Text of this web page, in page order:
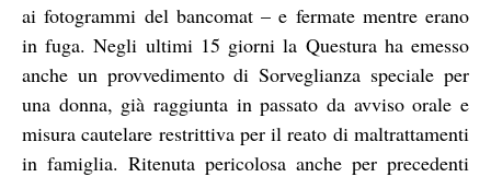
ai fotogrammi del bancomat – e fermate mentre erano
in fuga. Negli ultimi 15 giorni la Questura ha emesso
anche un provvedimento di Sorveglianza speciale per
una donna, già raggiunta in passato da avviso orale e
misura cautelare restrittiva per il reato di maltrattamenti
in famiglia. Ritenuta pericolosa anche per precedenti